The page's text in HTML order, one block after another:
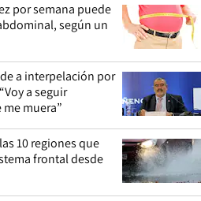
por semana puede
según un
a interpelación por
a seguir
muera”
10 regiones que
frontal desde